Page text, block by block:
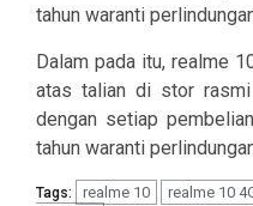
tahun waranti
Dalam pada itu, realme
atas talian di stor
dengan setiap
tahun waranti
Tags: realme 10 realme 10